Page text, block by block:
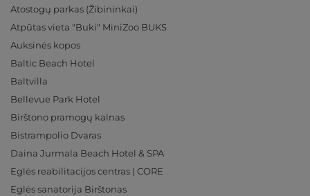
Atostogų parkas (Žibininkai)
Atpūtas vieta "Buki" MiniZoo BUKS
Auksinės kopos
Baltic Beach Hotel
Baltvilla
Bellevue Park Hotel
Birštono pramogų kalnas
Bistrampolio Dvaras
Daina Jurmala Beach Hotel & SPA
Eglės reabilitacijos centras | CORE
Eglės sanatorija Birštonas